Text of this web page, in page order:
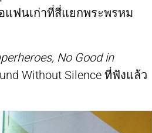
แฟนเก่าที่สี่แยกพระพรหม
No Good in
Without Silence ที่ฟังแล้ว